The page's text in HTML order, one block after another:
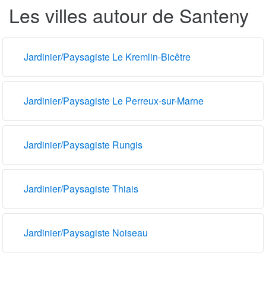
Les villes autour de Santeny
Jardinier/Paysagiste Le Kremlin-Bicêtre
Jardinier/Paysagiste Le Perreux-sur-Marne
Jardinier/Paysagiste Rungis
Jardinier/Paysagiste Thiais
Jardinier/Paysagiste Noiseau